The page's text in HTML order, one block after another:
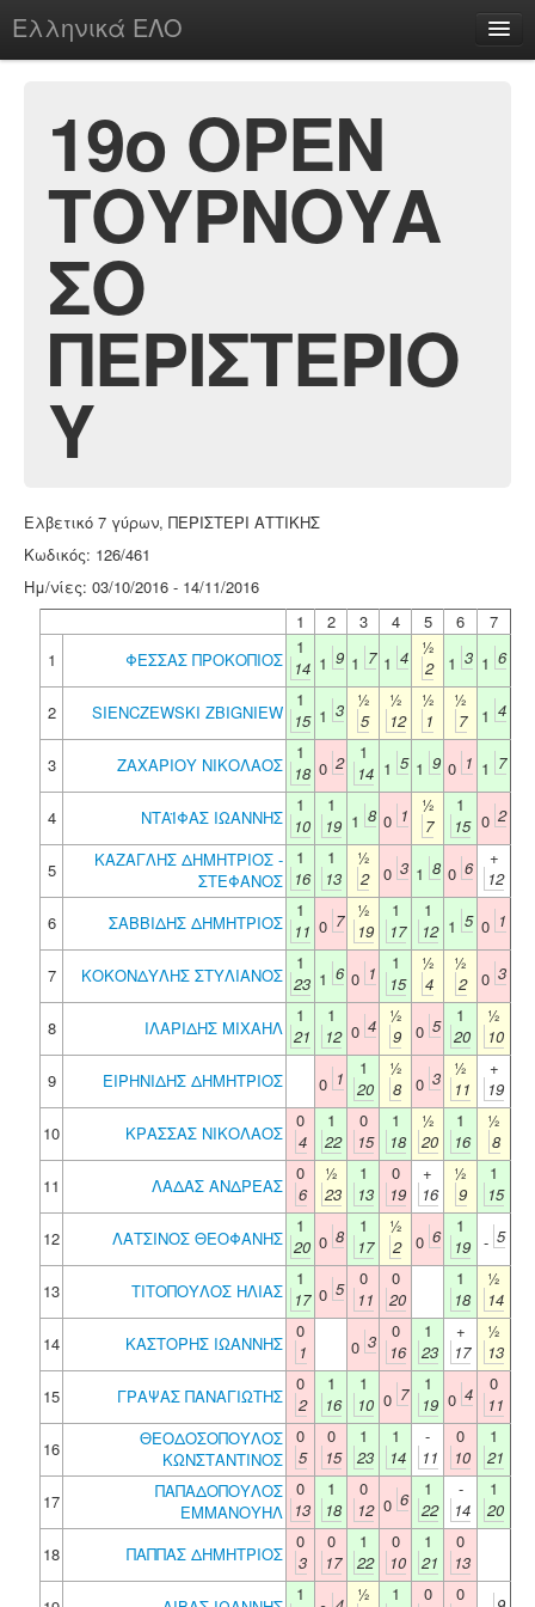
Ελληνικά ΕΛΟ
chesstu.be @ discord
Login
19o ΟΡΕΝ
ΤΟΥΡΝΟΥΑ
ΣΟ
ΠΕΡΙΣΤΕΡΙΟ
Υ
Ελβετικό 7 γύρων, ΠΕΡΙΣΤΕΡΙ ΑΤΤΙΚΗΣ
Κωδικός: 126/461
Ημ/νίες: 03/10/2016 - 14/11/2016
1
2 3 4 5 6
7
1
ΦΕΣΣΑΣ ΠΡΟΚΟΠΙΟΣ
1
14 1 9 1 7 1 4
½
2
1 3 1 6
2 SIENCZEWSKI ZBIGNIEW
1
15 1 3
½
5
½
12
½
1
½
7
1 4
3 ΖΑΧΑΡΙΟΥ ΝΙΚΟΛΑΟΣ
1
18 0 2
1
14 1 5 1 9 0 1 1 7
4 ΝΤΑΪΦΑΣ ΙΩΑΝΝΗΣ
1
10
1
19 1 8 0 1
½
7
1
15 0 2
5
ΚΑΖΑΓΛΗΣ ΔΗΜΗΤΡΙΟΣ -
ΣΤΕΦΑΝΟΣ
1
16
1
13
½
2
0 3 1 8 0 6
+
12
6
ΣΑΒΒΙΔΗΣ ΔΗΜΗΤΡΙΟΣ
1
11 0 7
½
19
1
17
1
12 1 5 0 1
7 ΚΟΚΟΝΔΥΛΗΣ ΣΤΥΛΙΑΝΟΣ
1
23 1 6 0 1
1
15
½
4
½
2
0 3
8 ΙΛΑΡΙΔΗΣ ΜΙΧΑΗΛ
1
21
1
12 0 4
½
9
0 5
1
20
½
10
9
ΕΙΡΗΝΙΔΗΣ ΔΗΜΗΤΡΙΟΣ 0 1
1
20
½
8
0 3
½
11
+
19
10
ΚΡΑΣΣΑΣ ΝΙΚΟΛΑΟΣ
0
4
1
22
0
15
1
18
½
20
1
16
½
8
11
ΛΑΔΑΣ ΑΝΔΡΕΑΣ
0
6
½
23
1
13
0
19
+
16
½
9
1
15
12
ΛΑΤΣΙΝΟΣ ΘΕΟΦΑΝΗΣ
1
20 0 8
1
17
½
2
0 6
1
19 - 5
13 ΤΙΤΟΠΟΥΛΟΣ ΗΛΙΑΣ
1
17 0 5
0
11
0
20
1
18
½
14
14
ΚΑΣΤΟΡΗΣ ΙΩΑΝΝΗΣ
0
1
0 3
0
16
1
23
+
17
½
13
15
ΓΡΑΨΑΣ ΠΑΝΑΓΙΩΤΗΣ
0
2
1
16
1
10 0 7
1
19 0 4
0
11
16
ΘΕΟΔΟΣΟΠΟΥΛΟΣ
ΚΩΝΣΤΑΝΤΙΝΟΣ
0
5
0
15
1
23
1
14
-
11
0
10
1
21
17
ΠΑΠΑΔΟΠΟΥΛΟΣ
ΕΜΜΑΝΟΥΗΛ
0
13
1
18
0
12 0 6
1
22
-
14
1
20
18
ΠΑΠΠΑΣ ΔΗΜΗΤΡΙΟΣ
0
3
0
17
1
22
0
10
1
21
0
13
1
½
1
0
0